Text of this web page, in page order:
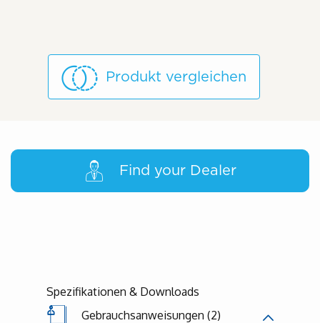
Produkt vergleichen
Find your Dealer
Spezifikationen & Downloads
Gebrauchsanweisungen (2)